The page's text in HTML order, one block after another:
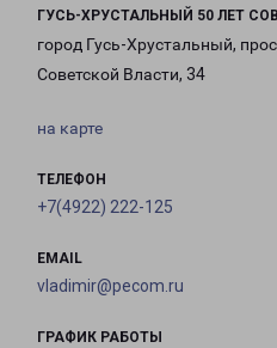
ГУСЬ-ХРУСТАЛЬНЫЙ 50 ЛЕТ
город Гусь-Хрустальный,
Советской Власти, 34
на карте
ТЕЛЕФОН
+7(4922) 222-125
EMAIL
vladimir@pecom.ru
ГРАФИК РАБОТЫ